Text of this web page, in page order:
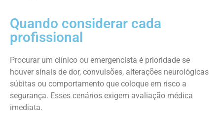
Quando considerar cada
profissional
Procurar um clínico ou emergencista é prioridade se
houver sinais de dor, convulsões, alterações neurológicas
súbitas ou comportamento que coloque em risco a
segurança. Esses cenários exigem avaliação médica
imediata.